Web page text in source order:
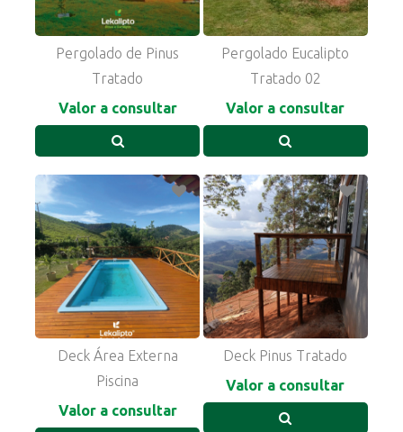
Pergolado de Pinus
Tratado
Valor a consultar
Pergolado Eucalipto
Tratado 02
Valor a consultar
Deck Área Externa
Piscina
Valor a consultar
Deck Pinus Tratado
Valor a consultar